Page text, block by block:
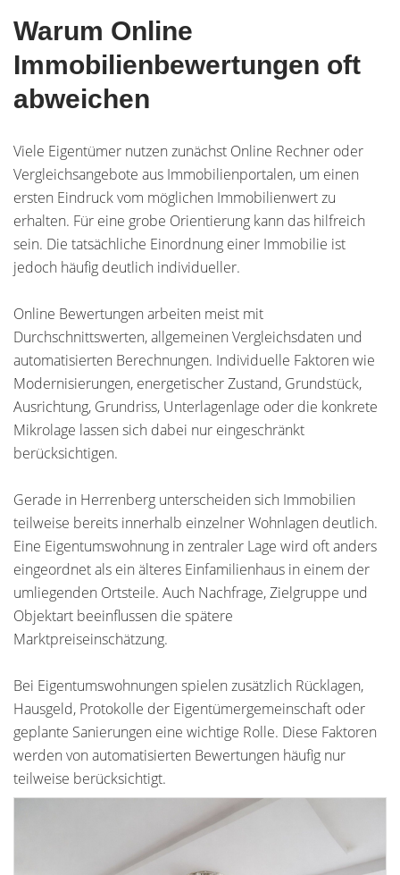
Warum Online
Immobilienbewertungen oft
abweichen
Viele Eigentümer nutzen zunächst Online Rechner oder
Vergleichsangebote aus Immobilienportalen, um einen
ersten Eindruck vom möglichen Immobilienwert zu
erhalten. Für eine grobe Orientierung kann das hilfreich
sein. Die tatsächliche Einordnung einer Immobilie ist
jedoch häufig deutlich individueller.
Online Bewertungen arbeiten meist mit
Durchschnittswerten, allgemeinen Vergleichsdaten und
automatisierten Berechnungen. Individuelle Faktoren wie
Modernisierungen, energetischer Zustand, Grundstück,
Ausrichtung, Grundriss, Unterlagenlage oder die konkrete
Mikrolage lassen sich dabei nur eingeschränkt
berücksichtigen.
Gerade in Herrenberg unterscheiden sich Immobilien
teilweise bereits innerhalb einzelner Wohnlagen deutlich.
Eine Eigentumswohnung in zentraler Lage wird oft anders
eingeordnet als ein älteres Einfamilienhaus in einem der
umliegenden Ortsteile. Auch Nachfrage, Zielgruppe und
Objektart beeinflussen die spätere
Marktpreiseinschätzung.
Bei Eigentumswohnungen spielen zusätzlich Rücklagen,
Hausgeld, Protokolle der Eigentümergemeinschaft oder
geplante Sanierungen eine wichtige Rolle. Diese Faktoren
werden von automatisierten Bewertungen häufig nur
teilweise berücksichtigt.